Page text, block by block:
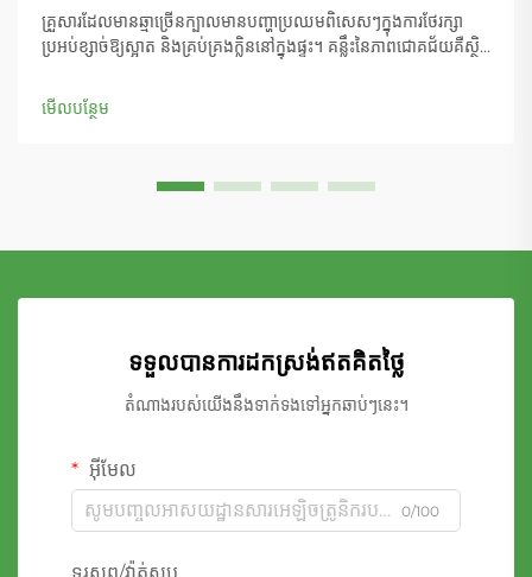
គ្រួសារដែលមានឆ្មាច្រើនក្បាលមានបញ្ហាប្រឈមពិសេសៗក្នុងការថែរក្សា
ប្រអប់ខ្សាច់ឱ្យស្អាត និងគ្រប់គ្រងក្លិននៅក្នុងផ្ទះ។ គន្លឹះនៃភាពជោគជ័យគឺស្ថិត
ប្រាស់បានច្រើន និងផ្តល់នូវសមត្ថភាព...
មើលបន្ថែម
ទទួលបានការដកស្រង់ឥតគិតថ្លៃ
តំណាងរបស់យើងនឹងទាក់ទងទៅអ្នកឆាប់ៗនេះ។
អ៊ីមែល
0/100